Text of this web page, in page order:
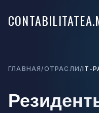
ГЛАВНАЯ/ОТРАСЛИ/IT-